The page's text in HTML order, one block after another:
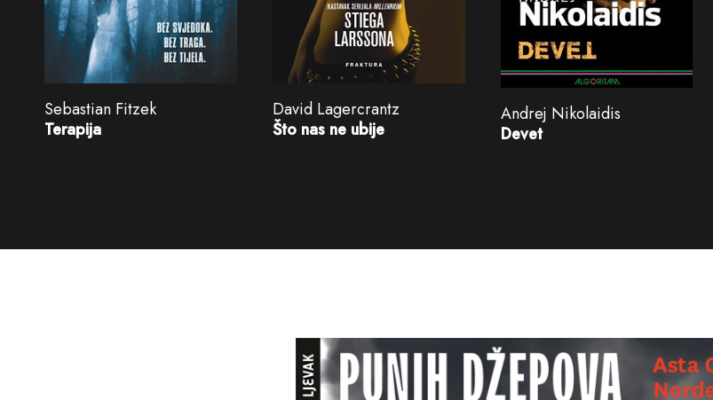
Sebastian Fitzek
Terapija
David Lagercrantz
Što nas ne ubije
Andrej Nikolaidis
Devet